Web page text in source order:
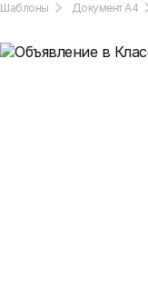
Шаблоны Документ А4